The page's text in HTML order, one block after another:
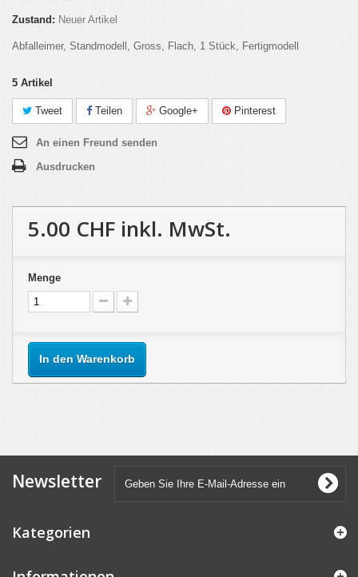
Zustand: Neuer Artikel
Abfalleimer, Standmodell, Gross, Flach, 1 Stück, Fertigmodell
5 Artikel
Tweet Teilen Google+ Pinterest
An einen Freund senden
Ausdrucken
5.00 CHF inkl. MwSt.
Menge
In den Warenkorb
Newsletter
Kategorien